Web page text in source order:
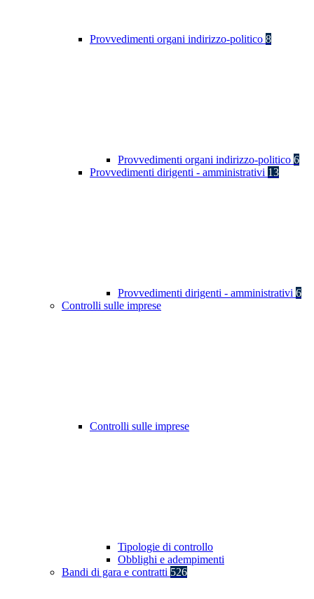
Provvedimenti organi indirizzo-politico 8
Provvedimenti organi indirizzo-politico 6
Provvedimenti dirigenti - amministrativi 13
Provvedimenti dirigenti - amministrativi 6
Controlli sulle imprese
Controlli sulle imprese
Tipologie di controllo
Obblighi e adempimenti
Bandi di gara e contratti 526